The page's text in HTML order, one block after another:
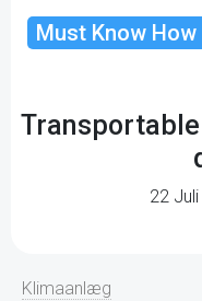
Must Know How
22
Klimaanlæg